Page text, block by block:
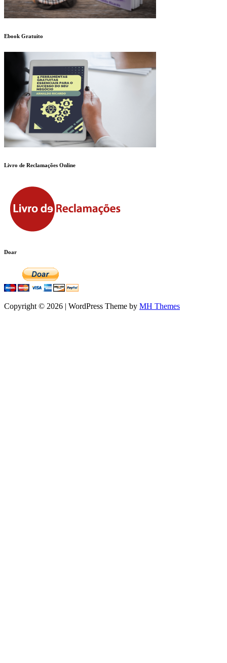
Ebook Gratuito
Livro de Reclamações Online
Doar
Copyright © 2026 | WordPress Theme by MH Themes